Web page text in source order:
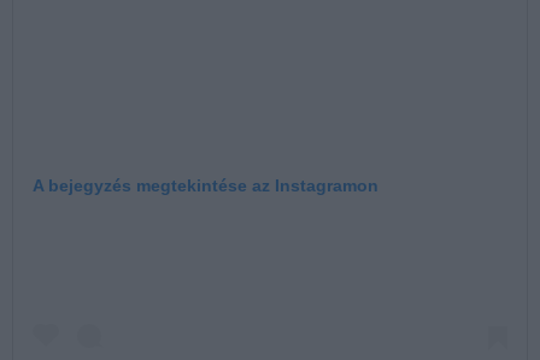
A bejegyzés megtekintése az Instagramon